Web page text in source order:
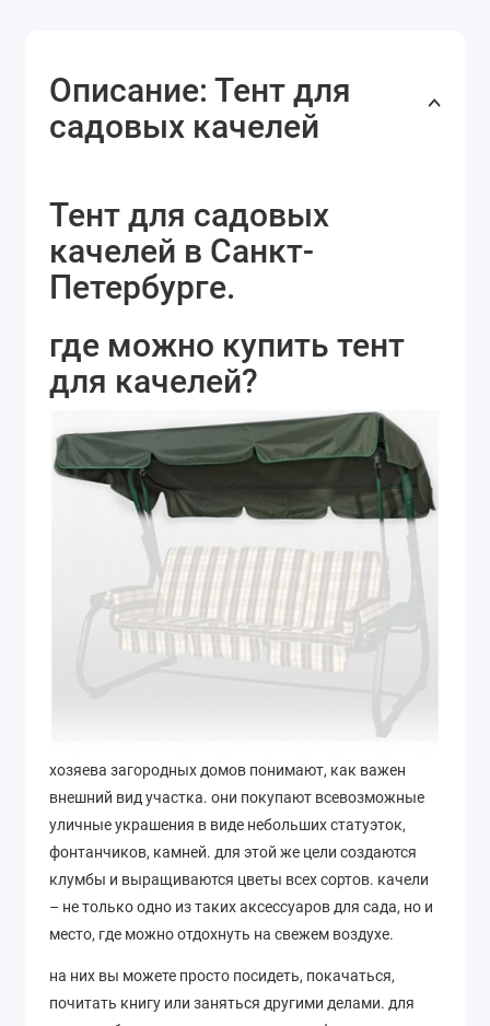
Описание: Тент для
садовых качелей
Тент для садовых
качелей в Санкт-
Петербурге.
где можно купить тент
для качелей?
хозяева загородных домов понимают, как важен
внешний вид участка. они покупают всевозможные
уличные украшения в виде небольших статуэток,
фонтанчиков, камней. для этой же цели создаются
клумбы и выращиваются цветы всех сортов. качели
– не только одно из таких аксессуаров для сада, но и
место, где можно отдохнуть на свежем воздухе.
на них вы можете просто посидеть, покачаться,
почитать книгу или заняться другими делами. для